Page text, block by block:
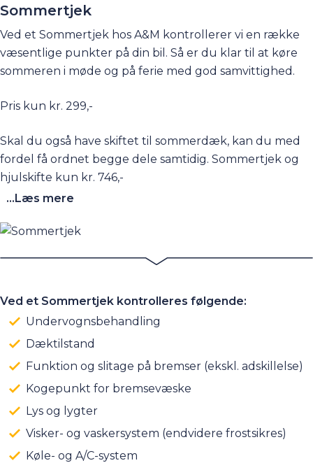
Sommertjek
Ved et Sommertjek hos A&M kontrollerer vi en række
væsentlige punkter på din bil. Så er du klar til at køre
sommeren i møde og på ferie med god samvittighed.
Pris kun kr. 299,-
Skal du også have skiftet til sommerdæk, kan du med
fordel få ordnet begge dele samtidig. Sommertjek og
hjulskifte kun kr. 746,-
...Læs mere
Ved et Sommertjek kontrolleres følgende:
Undervognsbehandling
Dæktilstand
Funktion og slitage på bremser (ekskl. adskillelse)
Kogepunkt for bremsevæske
Lys og lygter
Visker- og vaskersystem (endvidere frostsikres)
Køle- og A/C-system